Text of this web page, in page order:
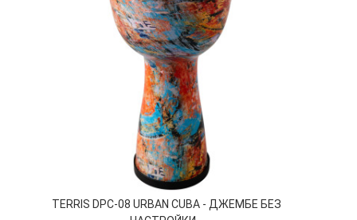
TERRIS DPC-08 URBAN CUBA - ДЖЕМБЕ БЕЗ